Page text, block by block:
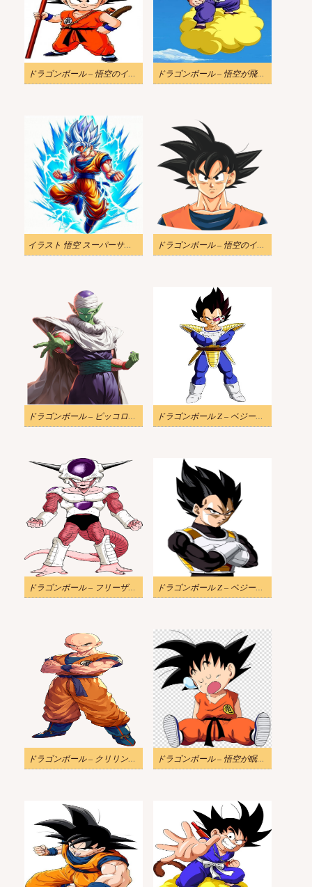
ドラゴンボール – 悟空のイラスト 2 ドラゴンボール – 悟空が飛んでいるイラスト
イラスト 悟空 スーパーサイヤ人 ドラゴンボール – 悟空のイラストプロフィール無料
ドラゴンボール – ピッコロのイラスト PNG画像 ドラゴンボール Z – ベジータのイラスト
ドラゴンボール – フリーザのイラストPNG無料 ドラゴンボール Z – ベジータのイラスト無料
ドラゴンボール – クリリンのイラスト PNG画像 ドラゴンボール – 悟空が眠っているイラスト